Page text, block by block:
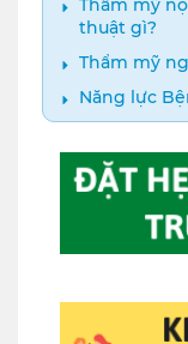
Thẩm mỹ
thuật gì?
Thẩm mỹ
Năng lực